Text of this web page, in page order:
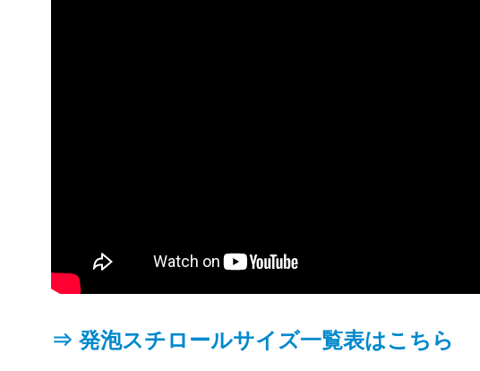
⇒ 発泡スチロールサイズ一覧表はこちら